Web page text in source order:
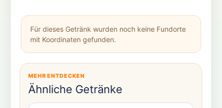
Für dieses Getränk wurden noch keine Fundorte
mit Koordinaten gefunden.
MEHR ENTDECKEN
Ähnliche Getränke